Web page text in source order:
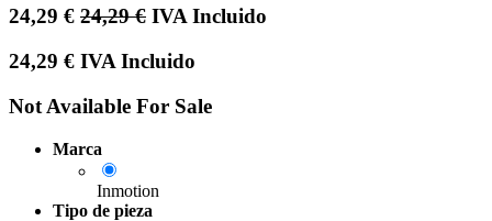
24,29 € 24,29€ IVA Incluido
24,29 € IVA Incluido
Not Available For Sale
Marca
Inmotion
Tipo de pieza